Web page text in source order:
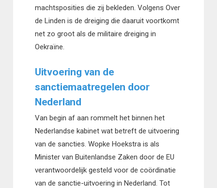
machtsposities die zij bekleden. Volgens Over
de Linden is de dreiging die daaruit voortkomt
net zo groot als de militaire dreiging in
Oekraïne.
Uitvoering van de
sanctiemaatregelen door
Nederland
Van begin af aan rommelt het binnen het
Nederlandse kabinet wat betreft de uitvoering
van de sancties. Wopke Hoekstra is als
Minister van Buitenlandse Zaken door de EU
verantwoordelijk gesteld voor de coördinatie
van de sanctie-uitvoering in Nederland. Tot